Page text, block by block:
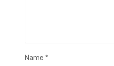
Name *